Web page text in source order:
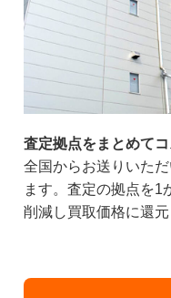
査定拠点をまとめて
全国からお送りいた
ます。査定の拠点を1
削減し買取価格に還元